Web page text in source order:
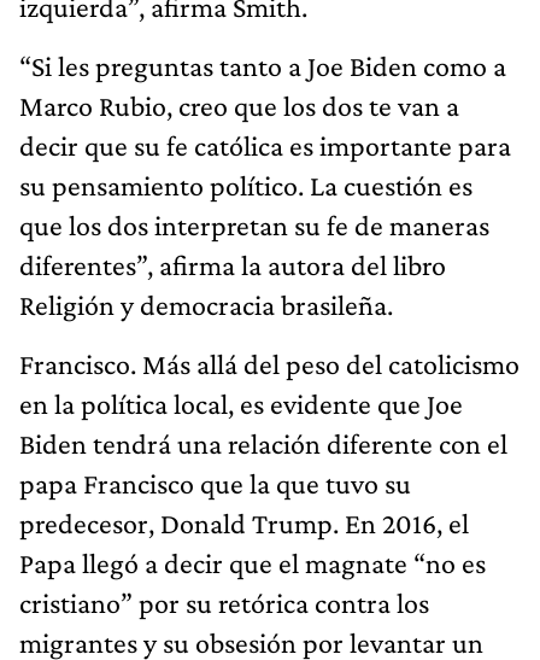
“Si les preguntas tanto a Joe Biden como a
Marco Rubio, creo que los dos te van a
decir que su fe católica es importante para
su pensamiento político. La cuestión es
que los dos interpretan su fe de maneras
diferentes”, afirma la autora del libro
Religión y democracia brasileña.
Francisco. Más allá del peso del catolicismo
en la política local, es evidente que Joe
Biden tendrá una relación diferente con el
papa Francisco que la que tuvo su
predecesor, Donald Trump. En 2016, el
Papa llegó a decir que el magnate “no es
cristiano” por su retórica contra los
migrantes y su obsesión por levantar un